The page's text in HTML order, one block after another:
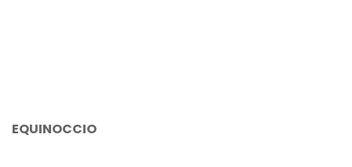
EQUINOCCIO